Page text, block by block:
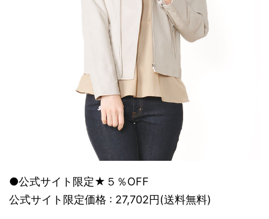
●公式サイト限定★５％OFF
公式サイト限定価格 : 27,702円(送料無料)